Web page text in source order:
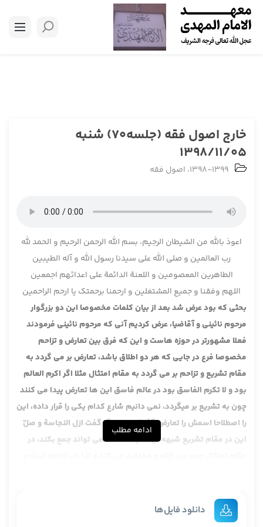
خارج اصول فقه (جلسه70) شنبه
1398/11/05
1398-1399، اصول فقه
اعوذ بالله من الشیطان الرجیم، بسم الله الرحمن الرحیم و الحمد لله
رب العالمین و صلی الله علی سیدنا رسول الله و آله الطیبین
الطاهرین المعصومین و اللعنة الدائمة علی اعدائهم اجمعین
اللهم وفقنا و جمیع المشتغلین و ارحمنا برحمتک یا ارحم الراحمین
بحثی که بود عرض شد بعد از بیان کلمات مخصوصا این دو بزرگوار
مرحوم نائینی و آقاضیا، عرض کردیم آنی که مرحوم نائینی فرمودند
فعلا مشهورتر در حوزه هاست و این که فرق بین تعارض و تزاحم
مخصوصا فرع در جایی که هر دو اطلاق باشد، تعارض بر می گردد به
مقام تشریع و تزاحم بر می گردد به مقام امتثال مثلا اگر اکرم العالم
بود و لا تکرم الفاسق بود در عالم فاسق این ها تعارض پیدا می کنند
چون به تشریع بر میگردد، نمی دانیم شارع کدام یکی را قرار داده، این
را اصطلاحا اسمش را تعارض گذاشتند اما اگر گفت ازل النجاسة و صلّ
این در مقام تشریع شبهه ای ندارد، مکلف نمی تواند جمع بکند، در
باب تعارض است که ان شا الله بعد خواهد آمد، این خلاصه مبنائی بود
که این آقایان داشتند، البته عرض کردیم مرحوم آقاضیا اشکال داشت
ادامه مطلب
دانلود فایل‌ها